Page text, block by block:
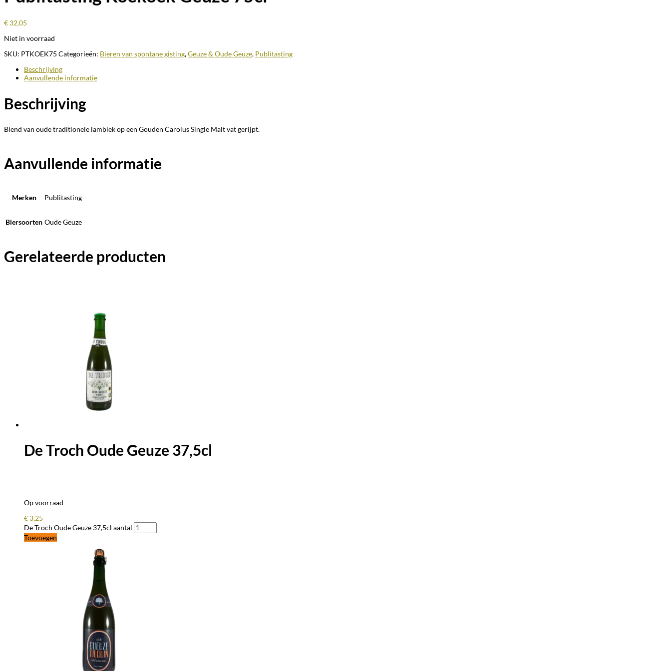
€ 32,05
Niet in voorraad
SKU: PTKOEK75 Categorieën: Bieren van spontane gisting,Geuze & Oude Geuze, Publitasting
Beschrijving
Aanvullende informatie
Beschrijving
Blend van oude traditionele lambiek op een Gouden Carolus Single Malt vat gerijpt.
Aanvullende informatie
Merken Publitasting
Biersoorten Oude Geuze
Gerelateerde producten
De Troch Oude Geuze 37,5cl
Op voorraad
€ 3,25
De Troch Oude Geuze 37,5cl aantal
Toevoegen